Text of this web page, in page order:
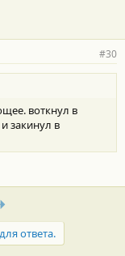
#30
воткнул в
закинул в
Last
ответа.